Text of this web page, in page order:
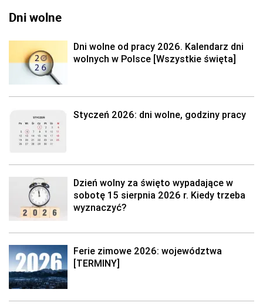
Dni wolne
Dni wolne od pracy 2026. Kalendarz dni
wolnych w Polsce [Wszystkie święta]
Styczeń 2026: dni wolne, godziny pracy
Dzień wolny za święto wypadające w
sobotę 15 sierpnia 2026 r. Kiedy trzeba
wyznaczyć?
Ferie zimowe 2026: województwa
[TERMINY]